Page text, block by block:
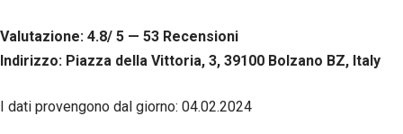
Valutazione: 4.8/ 5 — 53 Recensioni
Indirizzo: Piazza della Vittoria, 3, 39100 Bolzano BZ, Italy
I dati provengono dal giorno: 04.02.2024